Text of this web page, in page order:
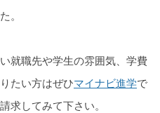
。
就職先や学生の雰囲気、学費
たい方はぜひマイナビ進学で
求してみて下さい。